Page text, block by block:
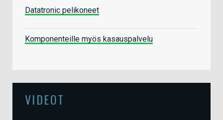
Datatronic pelikoneet
Komponenteille myös kasauspalvelu
VIDEOT